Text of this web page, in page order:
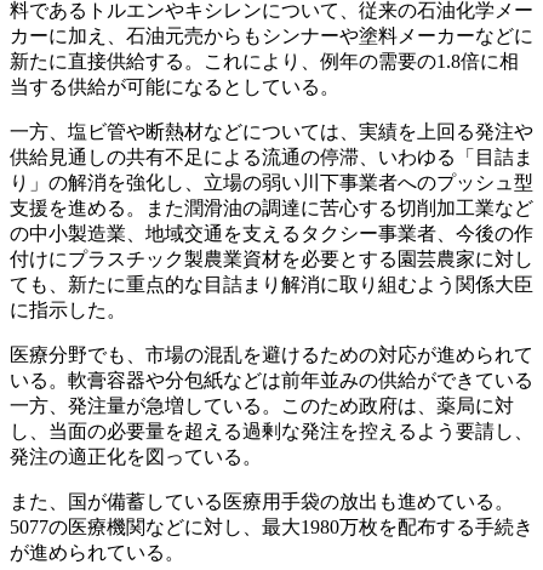
料であるトルエンやキシレンについて、従来の石油化学メー
カーに加え、石油元売からもシンナーや塗料メーカーなどに
新たに直接供給する。これにより、例年の需要の1.8倍に相
当する供給が可能になるとしている。
一方、塩ビ管や断熱材などについては、実績を上回る発注や
供給見通しの共有不足による流通の停滞、いわゆる「目詰ま
り」の解消を強化し、立場の弱い川下事業者へのプッシュ型
支援を進める。また潤滑油の調達に苦心する切削加工業など
の中小製造業、地域交通を支えるタクシー事業者、今後の作
付けにプラスチック製農業資材を必要とする園芸農家に対し
ても、新たに重点的な目詰まり解消に取り組むよう関係大臣
に指示した。
医療分野でも、市場の混乱を避けるための対応が進められて
いる。軟膏容器や分包紙などは前年並みの供給ができている
一方、発注量が急増している。このため政府は、薬局に対
し、当面の必要量を超える過剰な発注を控えるよう要請し、
発注の適正化を図っている。
また、国が備蓄している医療用手袋の放出も進めている。
5077の医療機関などに対し、最大1980万枚を配布する手続き
が進められている。